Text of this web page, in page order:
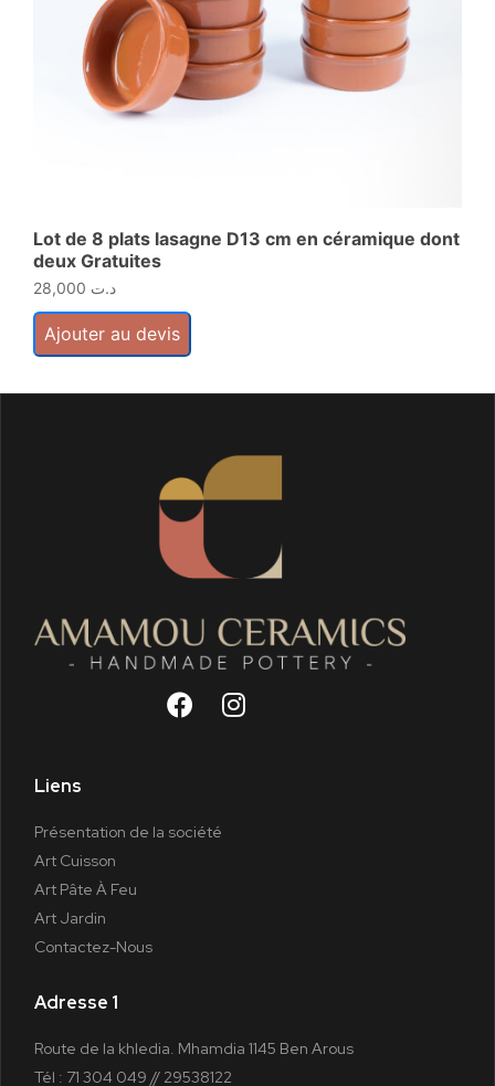
Lot de 8 plats lasagne D13 cm en céramique dont
deux Gratuites
د.ت
Ajouter au devis
Liens
Présentation de la société
Art Cuisson
Art Pâte À Feu
Art Jardin
Contactez-Nous
Adresse 1
Route de la khledia. Mhamdia 1145 Ben Arous
Tél : 71 304 049 // 29538122